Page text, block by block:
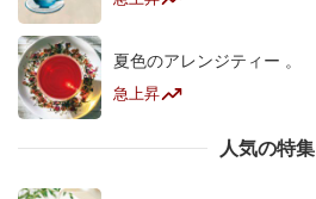
夏色のアレンジティー 。
急上昇
人気の特集